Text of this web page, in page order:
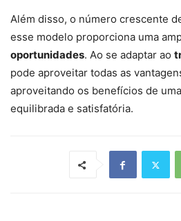
Além disso, o número crescente
esse modelo proporciona uma
oportunidades. Ao se adaptar ao
pode aproveitar todas as
aproveitando os benefícios de
equilibrada e satisfatória.